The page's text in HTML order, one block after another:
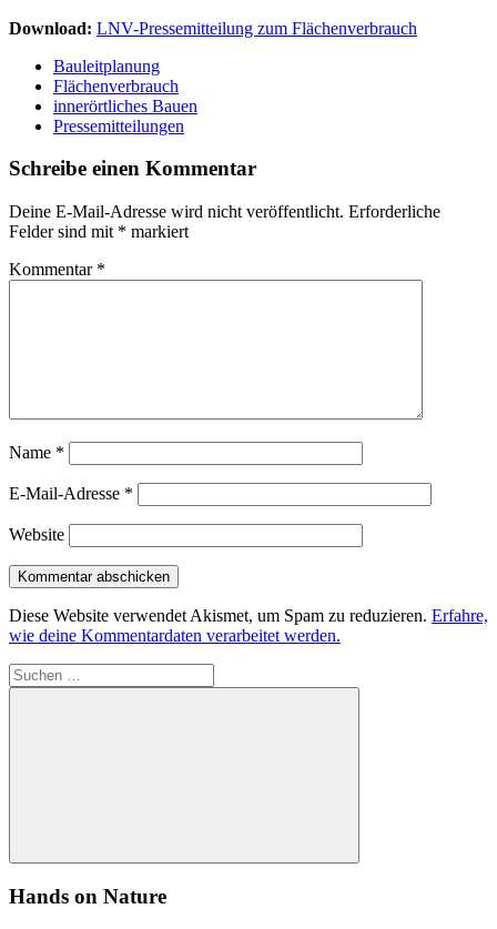
Download: LNV-Pressemitteilung zum Flächenverbrauch
Bauleitplanung
Flächenverbrauch
innerörtliches Bauen
Pressemitteilungen
Schreibe einen Kommentar
Deine E-Mail-Adresse wird nicht veröffentlicht. Erforderliche
Felder sind mit * markiert
Kommentar *
Name *
E-Mail-Adresse *
Website
Diese Website verwendet Akismet, um Spam zu reduzieren. Erfahre,
wie deine Kommentardaten verarbeitet werden.
Suchen
nach:
Suchen
Hands on Nature